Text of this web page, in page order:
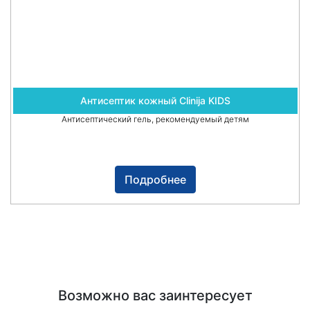
Антисептик кожный Clinija KIDS
Антисептический гель, рекомендуемый детям
Подробнее
Возможно вас заинтересует